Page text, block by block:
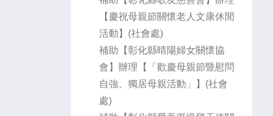
【慶祝母親節關懷老人文康休閒
活動】(社會處)
補助【彰化縣晴陽婦女關懷協
會】辦理【「歡慶母親節暨慰問
自強、獨居母親活動」】(社會
處)